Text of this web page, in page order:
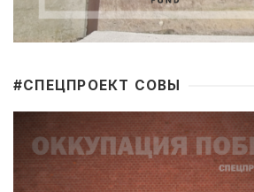
#CПЕЦПРОЕКТ СОВЫ